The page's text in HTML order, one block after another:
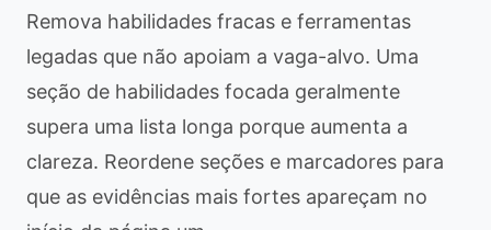
Remova habilidades fracas e ferramentas
legadas que não apoiam a vaga-alvo. Uma
seção de habilidades focada geralmente
supera uma lista longa porque aumenta a
clareza. Reordene seções e marcadores para
que as evidências mais fortes apareçam no